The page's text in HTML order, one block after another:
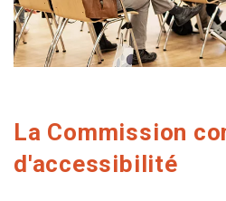
La Commission
d'accessibilité